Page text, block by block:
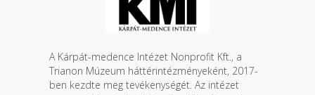
A Kárpát-medence Intézet Nonprofit Kft., a
Trianon Múzeum háttérintézményeként, 2017-
ben kezdte meg tevékenységét. Az intézet